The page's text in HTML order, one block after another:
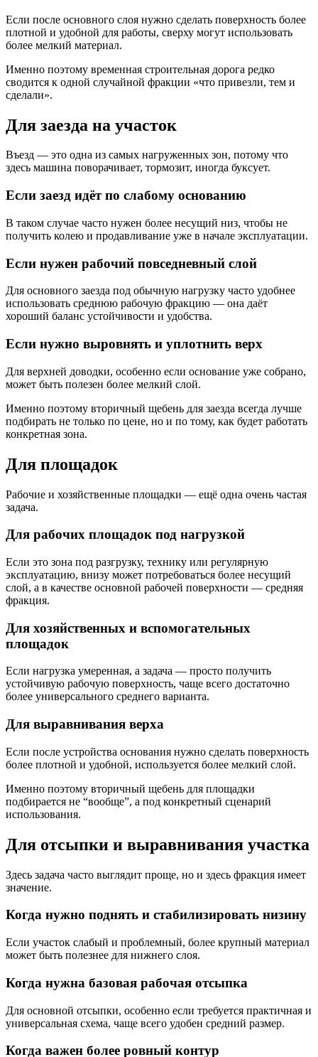
Если после основного слоя нужно сделать поверхность более
плотной и удобной для работы, сверху могут использовать
более мелкий материал.
Именно поэтому временная строительная дорога редко
сводится к одной случайной фракции «что привезли, тем и
сделали».
Для заезда на участок
Въезд — это одна из самых нагруженных зон, потому что
здесь машина поворачивает, тормозит, иногда буксует.
Если заезд идёт по слабому основанию
В таком случае часто нужен более несущий низ, чтобы не
получить колею и продавливание уже в начале эксплуатации.
Если нужен рабочий повседневный слой
Для основного заезда под обычную нагрузку часто удобнее
использовать среднюю рабочую фракцию — она даёт
хороший баланс устойчивости и удобства.
Если нужно выровнять и уплотнить верх
Для верхней доводки, особенно если основание уже собрано,
может быть полезен более мелкий слой.
Именно поэтому вторичный щебень для заезда всегда лучше
подбирать не только по цене, но и по тому, как будет работать
конкретная зона.
Для площадок
Рабочие и хозяйственные площадки — ещё одна очень частая
задача.
Для рабочих площадок под нагрузкой
Если это зона под разгрузку, технику или регулярную
эксплуатацию, внизу может потребоваться более несущий
слой, а в качестве основной рабочей поверхности — средняя
фракция.
Для хозяйственных и вспомогательных
площадок
Если нагрузка умеренная, а задача — просто получить
устойчивую рабочую поверхность, чаще всего достаточно
более универсального среднего варианта.
Для выравнивания верха
Если после устройства основания нужно сделать поверхность
более плотной и удобной, используется более мелкий слой.
Именно поэтому вторичный щебень для площадки
подбирается не “вообще”, а под конкретный сценарий
использования.
Для отсыпки и выравнивания участка
Здесь задача часто выглядит проще, но и здесь фракция имеет
значение.
Когда нужно поднять и стабилизировать низину
Если участок слабый и проблемный, более крупный материал
может быть полезнее для нижнего слоя.
Когда нужна базовая рабочая отсыпка
Для основной отсыпки, особенно если требуется практичная и
универсальная схема, чаще всего удобен средний размер.
Когда важен более ровный контур